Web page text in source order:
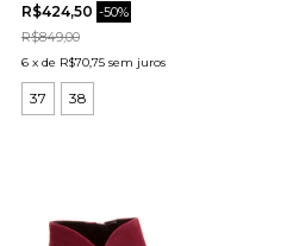
R$424,50 -50%
R$849,00
6 x de R$70,75 sem juros
37 38